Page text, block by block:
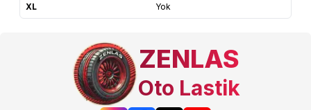
XL Yok
ZENLAS
Oto Lastik